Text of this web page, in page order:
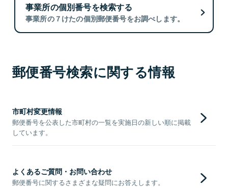
事業所の個別番号を検索する
事業所の７けたの個別郵便番号をお調べします。
郵便番号検索に関する情報
市町村変更情報
郵便番号を公表した市町村の一覧を実施日の新しい順に掲載
しています。
よくあるご質問・お問い合わせ
郵便番号に関するさまざまな疑問にお答えします。